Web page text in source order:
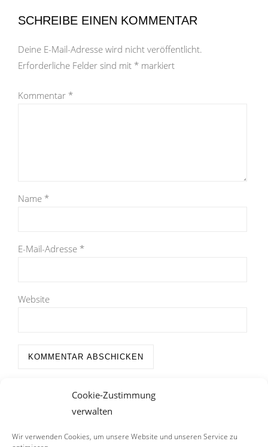
Cookie-Zustimmung
verwalten
Wir verwenden Cookies, um unsere Website und unseren Service zu
SCHREIBE EINEN KOMMENTAR
Deine E-Mail-Adresse wird nicht veröffentlicht.
Erforderliche Felder sind mit * markiert
Kommentar *
Name *
E-Mail-Adresse *
Website